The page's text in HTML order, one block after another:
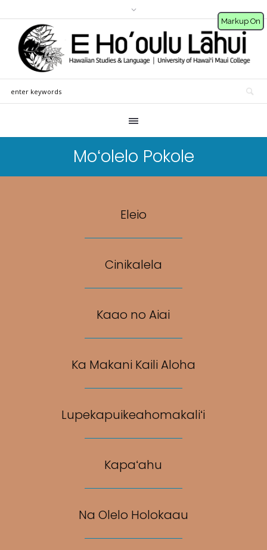
Moʻolelo Pokole
Eleio
Cinikalela
Kaao no Aiai
Ka Makani Kaili Aloha
Lupekapuikeahomakaliʻi
Kapaʻahu
Na Olelo Holokaau
Markup On